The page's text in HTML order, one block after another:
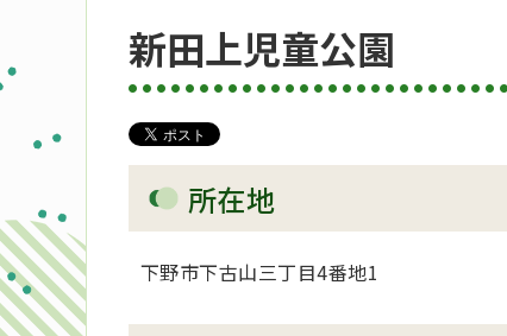
新田上児童公園
所在地
下野市下古山三丁目4番地1